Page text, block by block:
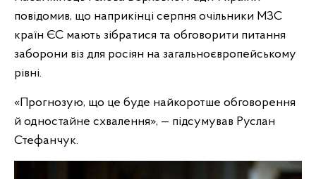
повідомив, що наприкінці серпня очільники МЗС
країн ЄС мають зібратися та обговорити питання
заборони віз для росіян на загальноєвропейському
рівні.
«Прогнозую, що це буде найкоротше обговорення
й одностайне схвалення», — підсумував Руслан
Стефанчук.